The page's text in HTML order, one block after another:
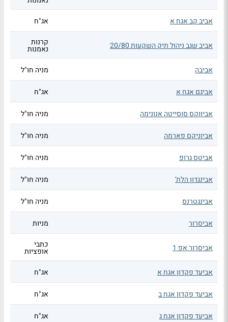
אביב קב אגח א
אג"ח
אביב שגב ניהול תיק השקעות 20/80 קרנות
נאמנות
אביבה
מניה חו"ל
אביגם אגח א אג"ח
אביווקס סוסייטה אנונימה מניה חו"ל
אביוניקס פארמה מניה חו"ל
אביטס גרופ מניה חו"ל
אבינגדון הלת' מניה חו"ל
אבינגטרנס מניה חו"ל
אביסרור מניות
אביסרור אפ 1 כתבי
אופציות
אביעד פקדון אגח א
אג"ח
אביעד פקדון אגח ב אג"ח
אביעד פקדון אגח ג אג"ח